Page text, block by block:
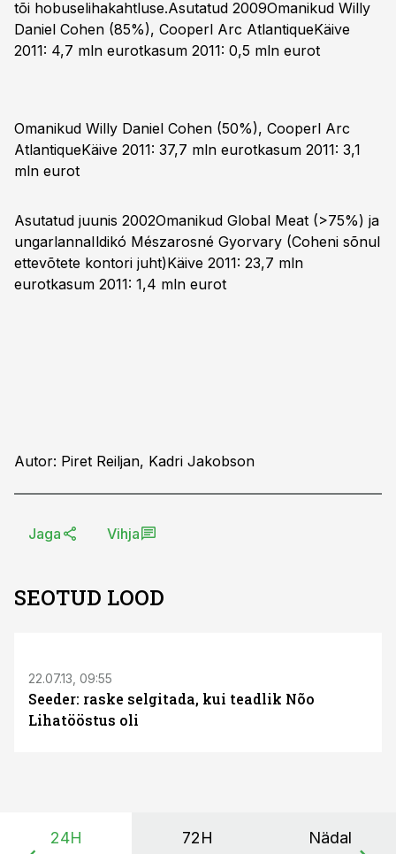
tõi hobuselihakahtluse.Asutatud 2009Omanikud Willy
Daniel Cohen (85%), Cooperl Arc AtlantiqueKäive
2011: 4,7 mln eurotkasum 2011: 0,5 mln eurot
Omanikud Willy Daniel Cohen (50%), Cooperl Arc
AtlantiqueKäive 2011: 37,7 mln eurotkasum 2011: 3,1
mln eurot
Asutatud juunis 2002Omanikud Global Meat (>75%) ja
ungarlannaIldikó Mészarosné Gyorvary (Coheni sõnul
ettevõtete kontori juht)Käive 2011: 23,7 mln
eurotkasum 2011: 1,4 mln eurot
Autor: Piret Reiljan, Kadri Jakobson
Jaga Vihja
SEOTUD LOOD
22.07.13, 09:55
Seeder: raske selgitada, kui teadlik Nõo
Lihatööstus oli
24H 72H Nädal